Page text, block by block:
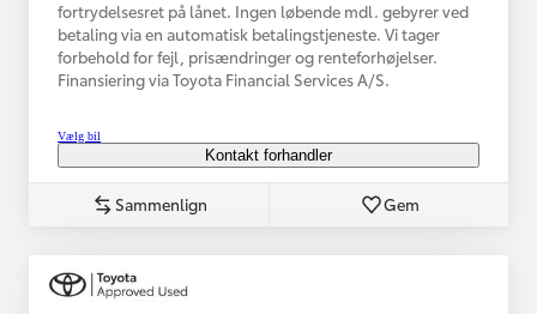
fortrydelsesret på lånet. Ingen løbende mdl. gebyrer ved
betaling via en automatisk betalingstjeneste. Vi tager
forbehold for fejl, prisændringer og renteforhøjelser.
Finansiering via Toyota Financial Services A/S.
Vælg bil
Kontakt forhandler
Sammenlign Gem